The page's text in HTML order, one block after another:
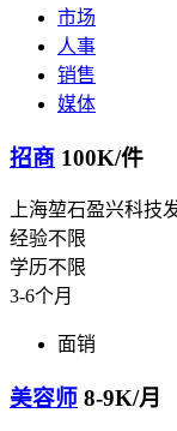
市场
人事
销售
媒体
招商 100K/件
上海堃石盈兴科技
经验不限
学历不限
3-6个月
面销
美容师 8-9K/月